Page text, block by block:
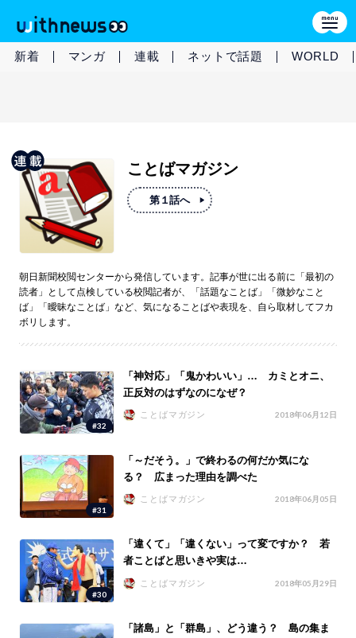
新着 マンガ 連載 ネットで話題 WORLD
ことばマガジン
第１話へ
朝日新聞校閲センターから発信しています。記事が世に出る前に「最初の
読者」として点検している校閲記者が、「話題なことば」「微妙なこと
ば」「曖昧なことば」など、気になることばや表現を、自ら取材してフカ
ボリします。
#32
「神対応」「鬼かわいい」… カミとオニ、
正反対のはずなのになぜ？
ことばマガジン 2018年06月12日
#31
「～だそう。」で終わるの何だか気にな
る？ 広まった理由を調べた
ことばマガジン 2018年06月05日
#30
「違くて」「違くない」って変ですか？ 若
者ことばと思いきや実は…
ことばマガジン 2018年05月29日
「諸島」と「群島」、どう違う？ 島の集ま